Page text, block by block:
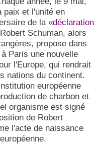
paix et l'unité en
de la «déclaration
Schuman, alors
propose dans
Paris une nouvelle
l'Europe, qui rendrait
nations du continent.
européenne
de charbon et
organisme est signé
de Robert
l'acte de naissance